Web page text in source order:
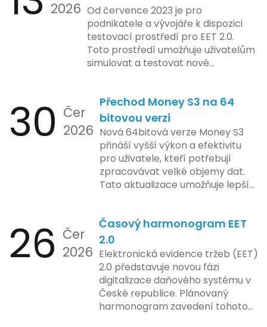
limity na ochranu osobních údajů.
Tato technologie se zaměřuje na
pokročilé sledování uživatelských
aktivit, což vyvolalo obavy ohledně
soukromí a ochrany dat uživatelů.
bezpečnost a ochranu spotřebitelů,
regulační orgány různých zemí jsou
na pozoru a sledují vývoj celého
případu velmi bedlivě. Vedení
společnosti zatím neposkytlo
podrobnější informace o
konkrétních záměrech či časové
ose zavedení této technologie.
2026 Od července 2023 je pro
podnikatele a vývojáře k dispozici
testovací prostředí pro EET 2.0.
Toto prostředí umožňuje uživatelům
simulovat a testovat nové
kontrolovaném prostředí. Uživatelé
mají možnost předem se seznámit s
aktualizacemi, a tím lépe připravit
své systémy na oficiální zavedení
nového systému.
30 Čer
2026
Přechod Money S3 na 64
bitovou verzi
Nová 64bitová verze Money S3
přináší vyšší výkon a efektivitu
pro uživatele, kteří potřebují
zpracovávat velké objemy dat.
Tato aktualizace umožňuje lepší
podniky s náročnými účetními
procesy.
26 Čer
2026
Časový harmonogram EET
2.0
Elektronická evidence tržeb (EET)
2.0 představuje novou fázi
digitalizace daňového systému v
České republice. Plánovaný
harmonogram zavedení tohoto